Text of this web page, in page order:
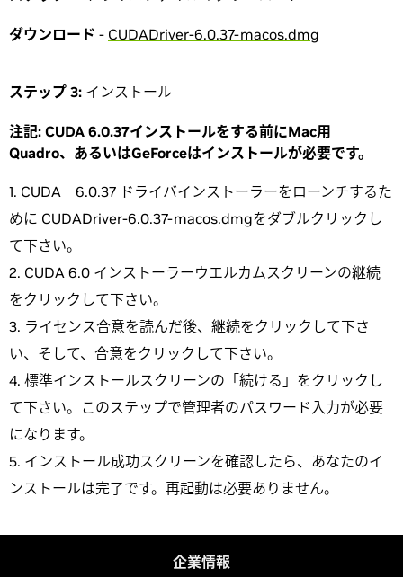
ダウンロード - CUDADriver-6.0.37-macos.dmg
ステップ 3: インストール
注記: CUDA 6.0.37インストールをする前にMac用
Quadro、あるいはGeForceはインストールが必要です。
CUDA 6.0.37 ドライバインストーラーをローンチするた
めに CUDADriver-6.0.37-macos.dmgをダブルクリックし
て下さい。
CUDA 6.0 インストーラーウエルカムスクリーンの継続
をクリックして下さい。
ライセンス合意を読んだ後、継続をクリックして下さ
い、そして、合意をクリックして下さい。
標準インストールスクリーンの「続ける」をクリックし
て下さい。このステップで管理者のパスワード入力が必要
になります。
インストール成功スクリーンを確認したら、あなたのイ
ンストールは完了です。再起動は必要ありません。
企業情報